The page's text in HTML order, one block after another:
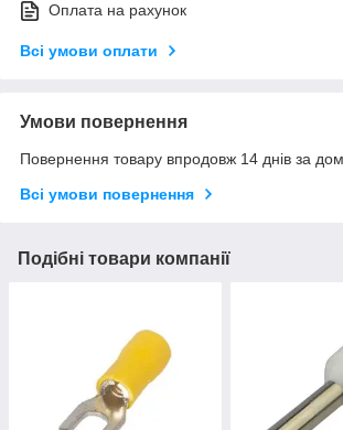
Оплата на рахунок
Всі умови оплати
Умови повернення
Повернення товару впродовж 14 днів за
Всі умови повернення
Подібні товари компанії